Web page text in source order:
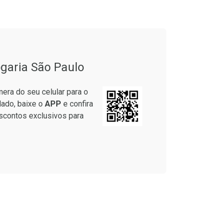
cada
cada
Por R$ 83,59/cada
Por R$ 83,59/cada
São Paulo
do seu celular para o
baixe o APP e confira
exclusivos para